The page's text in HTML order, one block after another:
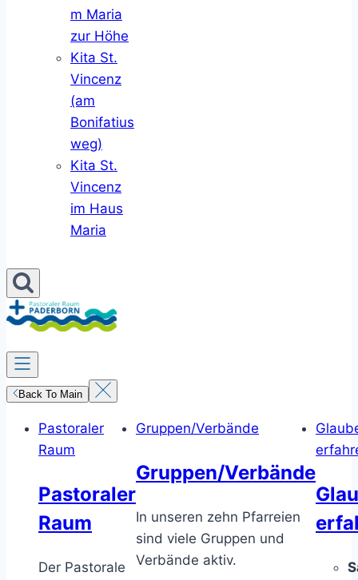
m Maria
zur Höhe
Kita St.
Vincenz
(am
Bonifatius
weg)
Kita St.
Vincenz
im Haus
Maria
Back To Main
Pastoraler
Raum
Pastoraler
Raum
Der Pastorale
Gruppen/Verbände
Gruppen/Verbände
In unseren zehn Pfarreien
sind viele Gruppen und
Verbände aktiv.